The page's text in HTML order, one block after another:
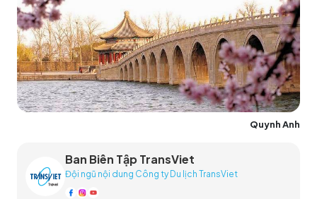
Quynh Anh
Ban Biên Tập TransViet
Đội ngũ nội dung Công ty Du lịch TransViet